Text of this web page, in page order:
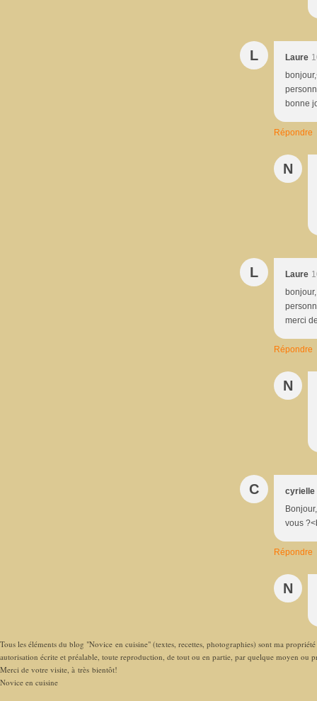
L Laure
bonne
Répondre
N
L Laure
merci
Répondre
N
C
cyrielle
vous
Répondre
N
Tous les éléments du blog "Novice en cuisine" (textes, recettes, photographies) sont ma
autorisation écrite et préalable, toute reproduction, de tout ou en partie, par quelque moyen ou
Merci de votre visite, à très bientôt!
Novice en cuisine